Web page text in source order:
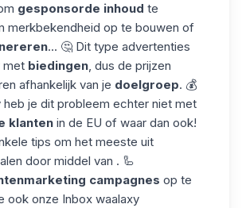
gesponsorde inhoud te
merkbekendheid op te bouwen of
... 🤔 Dit type advertenties
met biedingen, dus de prijzen
afhankelijk van je doelgroep. 💰
heb je dit probleem echter niet met
klanten in de EU of waar dan ook!
tips om het meeste uit
door middel van . 🦾
campagnes op te
ook onze Inbox waalaxy